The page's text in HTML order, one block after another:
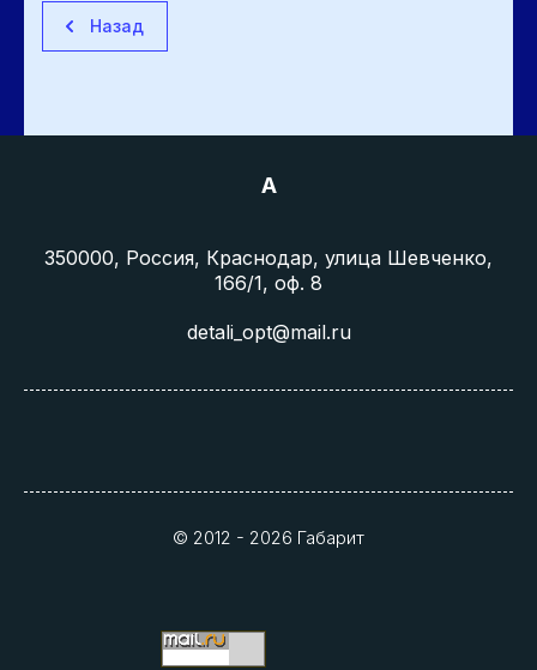
Назад
A
350000, Россия, Краснодар, улица Шевченко,
166/1, оф. 8
detali_opt@mail.ru
© 2012 - 2026 Габарит